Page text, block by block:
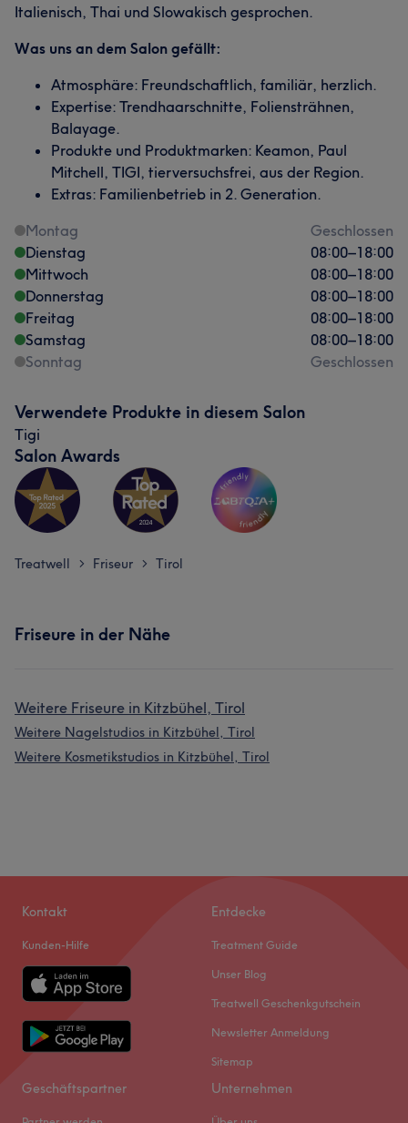
Italienisch, Thai und Slowakisch gesprochen.
Was uns an dem Salon gefällt:
Atmosphäre: Freundschaftlich, familiär, herzlich.
Expertise: Trendhaarschnitte, Foliensträhnen,
Balayage.
Produkte und Produktmarken: Keamon, Paul
Mitchell, TIGI, tierversuchsfrei, aus der Region.
Extras: Familienbetrieb in 2. Generation.
Montag
Geschlossen
Dienstag
08:00–18:00
Mittwoch
08:00–18:00
Donnerstag
08:00–18:00
Freitag
08:00–18:00
Samstag
08:00–18:00
Sonntag
Geschlossen
Verwendete Produkte in diesem Salon
Tigi
Salon Awards
Treatwell > Friseur > Tirol
Friseure in der Nähe
Weitere Friseure in Kitzbühel, Tirol
Weitere Nagelstudios in Kitzbühel, Tirol
Weitere Kosmetikstudios in Kitzbühel, Tirol
Kontakt
Kunden-Hilfe
Entdecke
Treatment Guide
Unser Blog
Treatwell Geschenkgutschein
Newsletter Anmeldung
Sitemap
Geschäftspartner Unternehmen